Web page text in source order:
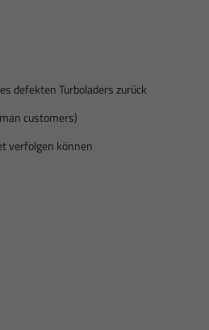
defekten Turboladers zurück
customers)
verfolgen können